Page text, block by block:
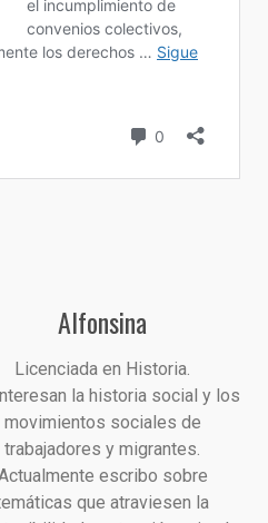
Alfonsina
Licenciada en Historia.
la historia social y los
movimientos sociales de
trabajadores y migrantes.
escribo sobre
que atraviesen la